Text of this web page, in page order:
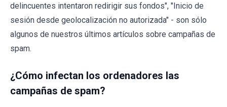
delincuentes intentaron redirigir sus fondos", "Inicio de
sesión desde geolocalización no autorizada" - son sólo
algunos de nuestros últimos artículos sobre campañas de
spam.
¿Cómo infectan los ordenadores las
campañas de spam?